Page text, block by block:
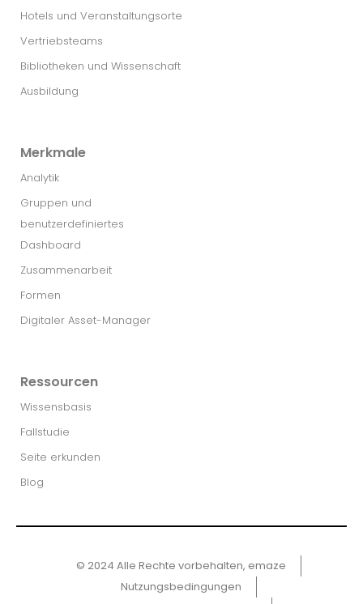
Hotels und Veranstaltungsorte
Vertriebsteams
Bibliotheken und Wissenschaft
Ausbildung
Merkmale
Analytik
Gruppen und
benutzerdefiniertes
Dashboard
Zusammenarbeit
Formen
Digitaler Asset-Manager
Ressourcen
Wissensbasis
Fallstudie
Seite erkunden
Blog
© 2024 Alle Rechte vorbehalten, emaze
Nutzungsbedingungen